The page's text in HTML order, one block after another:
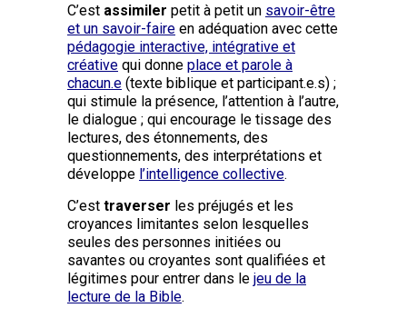
C’est assimiler petit à petit un savoir-être
et un savoir-faire en adéquation avec cette
pédagogie interactive, intégrative et
créative qui donne place et parole à
chacun.e (texte biblique et participant.e.s) ;
qui stimule la présence, l’attention à l’autre,
le dialogue ; qui encourage le tissage des
lectures, des étonnements, des
questionnements, des interprétations et
développe l’intelligence collective.
C’est traverser les préjugés et les
croyances limitantes selon lesquelles
seules des personnes initiées ou
savantes ou croyantes sont qualifiées et
légitimes pour entrer dans le jeu de la
lecture de la Bible.